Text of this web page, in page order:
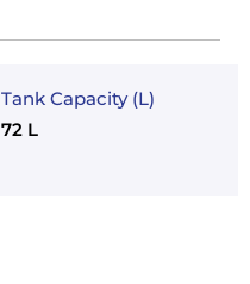
Tank Capacity (L)
72 L